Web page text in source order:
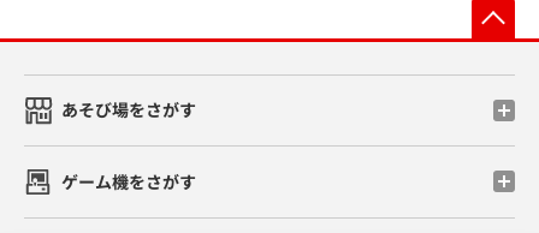
あそび場をさがす
ゲーム機をさがす